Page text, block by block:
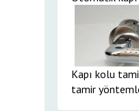
Kapı kolu
tamir